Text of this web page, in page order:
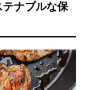
ナブルな保